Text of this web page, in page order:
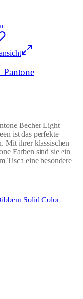
Pantone
Becher Light
ist das perfekte
Mit ihrer klassischen
Farben sind sie ein
Tisch eine besondere